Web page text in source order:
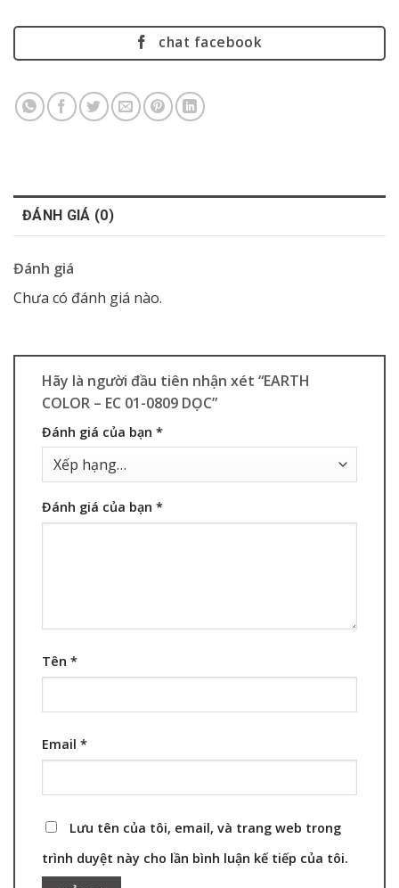
chat facebook
ĐÁNH GIÁ (0)
Đánh giá
Chưa có đánh giá nào.
Hãy là người đầu tiên nhận xét “EARTH
COLOR – EC 01-0809 DỌC”
Đánh giá của bạn *
Đánh giá của bạn *
Tên *
Email *
Lưu tên của tôi, email, và trang web trong
trình duyệt này cho lần bình luận kế tiếp của tôi.